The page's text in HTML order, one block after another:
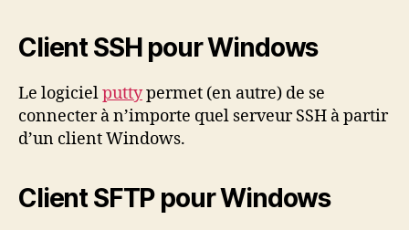
Client SSH pour Windows
Le logicielputtypermet (en autre) de se
connecter à n’importe quel serveur SSH à partir
d’un client Windows.
Client SFTP pour Windows